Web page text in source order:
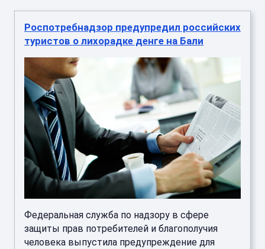
Роспотребнадзор предупредил российских
туристов о лихорадке денге на Бали
Федеральная служба по надзору в сфере
защиты прав потребителей и благополучия
человека выпустила предупреждение для